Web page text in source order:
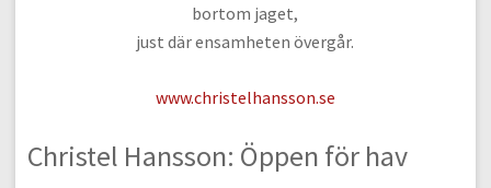
bortom jaget,
just där ensamheten övergår.
www.christelhansson.se
Christel Hansson: Öppen för hav